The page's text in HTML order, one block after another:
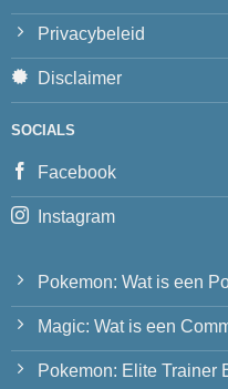
Privacybeleid
Disclaimer
SOCIALS
Facebook
Instagram
Pokemon: Wat is een
Magic: Wat is een
Pokemon: Elite Trainer